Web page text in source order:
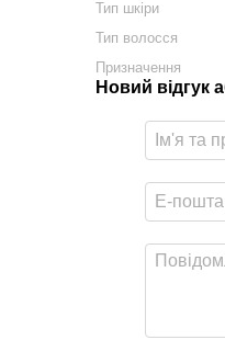
Тип шкіри
Тип волосся
Призначення
Новий відгук